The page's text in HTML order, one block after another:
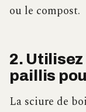
ou le compost.
2.
paillis
La sciure de